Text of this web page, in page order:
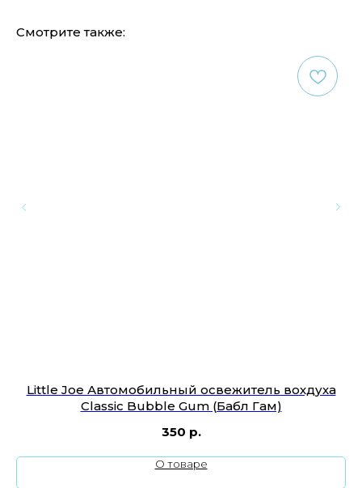
Смотрите также:
Little Joe Автомобильный освежитель вохдуха
Classic Bubble Gum (Бабл Гам)
350 р.
О товаре